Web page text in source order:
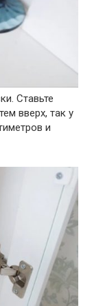
Ставьте
вверх, так у
и